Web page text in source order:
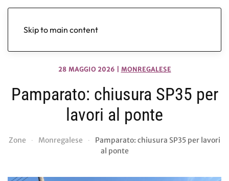
Skip to main content
28 MAGGIO 2026 MONREGALESE
Pamparato: chiusura SP35 per
lavori al ponte
Zone Monregalese
Pamparato: chiusura SP35 per lavori
al ponte